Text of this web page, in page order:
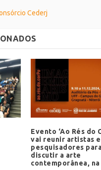
Cederj
Evento ‘Ao Rés do
vai reunir artistas e
pesquisadores
discutir a arte
contemporânea, na